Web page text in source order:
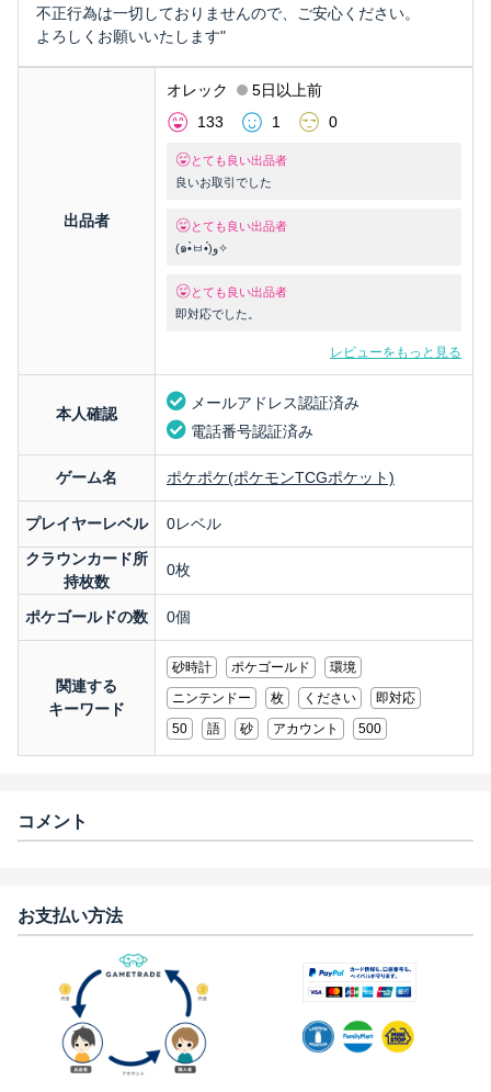
不正行為は一切しておりませんので、ご安心ください。
よろしくお願いいたします"
出品者
オレック
5日以上前
133
1 0
とても良い出品者
良いお取引でした
とても良い出品者
(๑•̀ㅂ•́)و✧
とても良い出品者
即対応でした。
レビューをもっと見る
本人確認
メールアドレス認証済み
電話番号認証済み
ゲーム名 ポケポケ(ポケモンTCGポケット)
プレイヤーレベル
0レベル
クラウンカード所
持枚数
0枚
ポケゴールドの数 0個
関連する
キーワード
砂時計 ポケゴールド
環境
ニンテンドー
枚 ください
即対応
50
語 砂 アカウント 500
コメント
お支払い方法